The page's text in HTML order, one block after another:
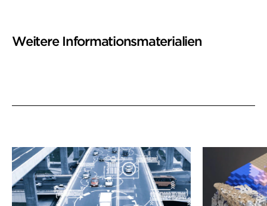
Weitere Informationsmaterialien